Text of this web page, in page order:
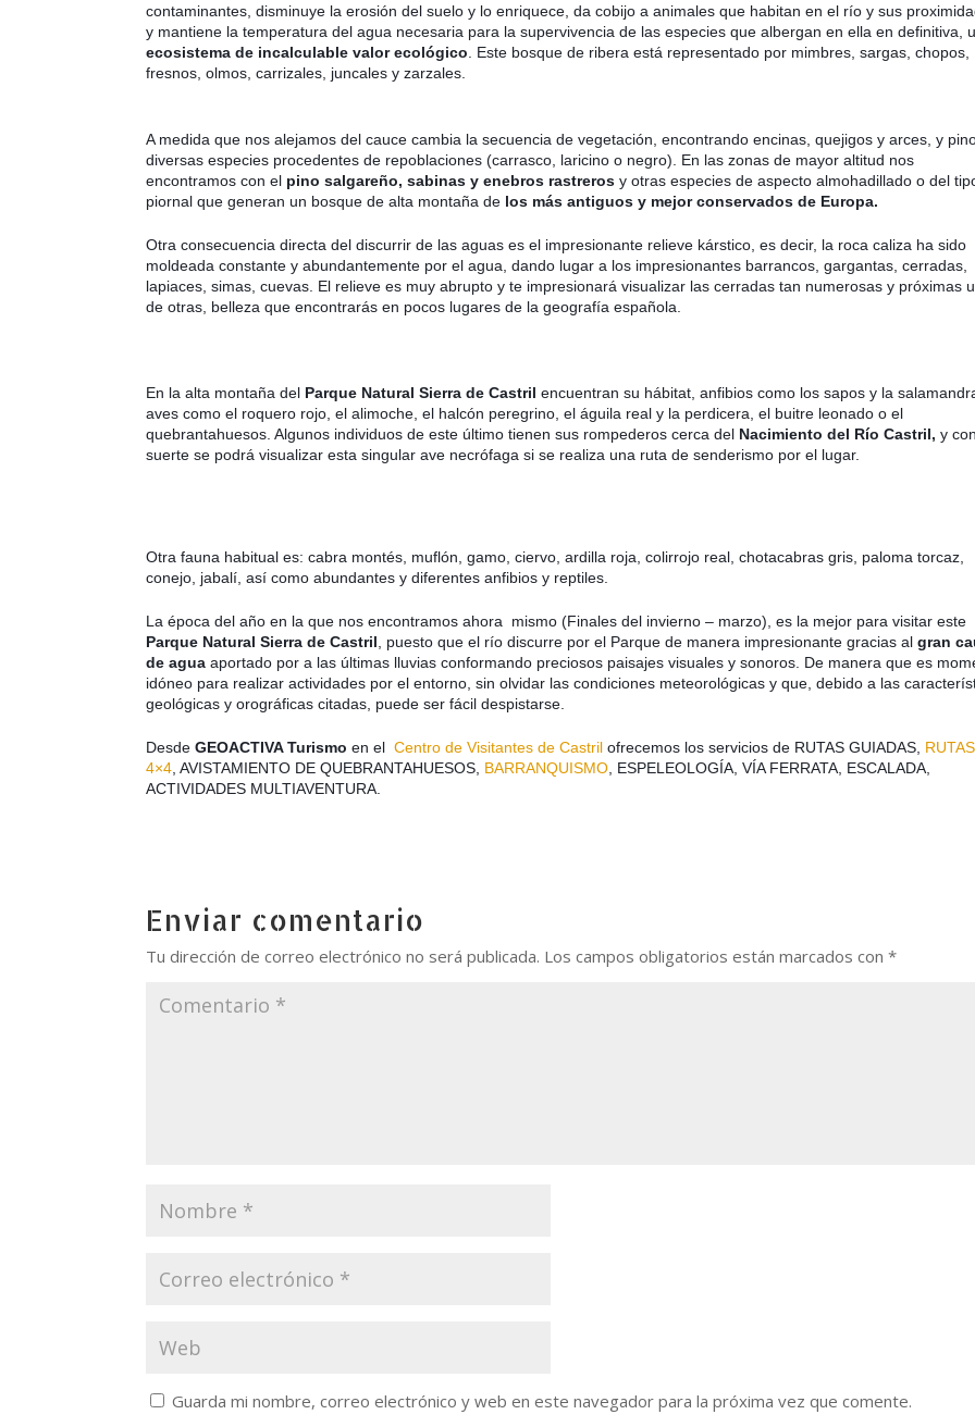
contaminantes, disminuye la erosión del suelo y lo enriquece, da cobijo a animales que habitan en el río y sus
y mantiene la temperatura del agua necesaria para la supervivencia de las especies que albergan en ella en definitiva,
ecosistema de incalculable valor ecológico . Este bosque de ribera está representado por mimbres, sargas, chopos,
fresnos, olmos, carrizales, juncales y zarzales.
A medida que nos alejamos del cauce cambia la secuencia de vegetación, encontrando encinas, quejigos y arces, y
diversas especies procedentes de repoblaciones (carrasco, laricino o negro). En las zonas de mayor altitud nos
encontramos con el pino salgareño, sabinas y enebros rastreros y otras especies de aspecto almohadillado o del
piornal que generan un bosque de alta montaña de los más antiguos y mejor conservados de Europa.
Otra consecuencia directa del discurrir de las aguas es el impresionante relieve kárstico, es decir, la roca caliza ha sido
moldeada constante y abundantemente por el agua, dando lugar a los impresionantes barrancos, gargantas, cerradas,
lapiaces, simas, cuevas. El relieve es muy abrupto y te impresionará visualizar las cerradas tan numerosas y próximas
de otras, belleza que encontrarás en pocos lugares de la geografía española.
En la alta montaña del Parque Natural Sierra de Castril encuentran su hábitat, anfibios como los sapos y la
aves como el roquero rojo, el alimoche, el halcón peregrino, el águila real y la perdicera, el buitre leonado o el
quebrantahuesos. Algunos individuos de este último tienen sus rompederos cerca del Nacimiento del Río Castril, y con
suerte se podrá visualizar esta singular ave necrófaga si se realiza una ruta de senderismo por el lugar.
Otra fauna habitual es: cabra montés, muflón, gamo, ciervo, ardilla roja, colirrojo real, chotacabras gris, paloma torcaz,
conejo, jabalí, así como abundantes y diferentes anfibios y reptiles.
La época del año en la que nos encontramos ahora mismo(Finales del invierno – marzo),es la mejor para visitar este
Parque Natural Sierra de Castril , puesto que el río discurre por el Parque de manera impresionante gracias algran
de agua aportado por a las últimas lluvias conformando preciosos paisajes visuales y sonoros. De manera que es
idóneo para realizar actividades por el entorno, sin olvidar las condiciones meteorológicas y que, debido a las
geológicas y orográficas citadas, puede ser fácil despistarse.
DesdeGEOACTIVA Turismo en elCentro de Visitantes de Castril ofrecemos los servicios de RUTAS GUIADAS, RUTAS
4×4 , AVISTAMIENTO DE QUEBRANTAHUESOS, BARRANQUISMO , ESPELEOLOGÍA, VÍA FERRATA, ESCALADA,
ACTIVIDADES MULTIAVENTURA.
Enviar comentario
Tu dirección de correo electrónico no será publicada. Los campos obligatorios están marcados con*
Guarda mi nombre, correo electrónico y web en este navegador para la próxima vez que comente.